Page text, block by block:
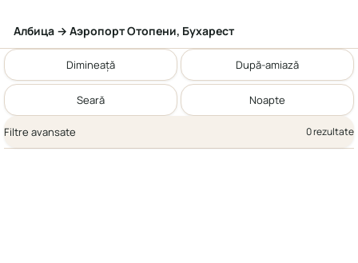
Албица → Аэропорт Отопени, Бухарест
Dimineață După-amiază
Seară Noapte
Filtre avansate 0 rezultate